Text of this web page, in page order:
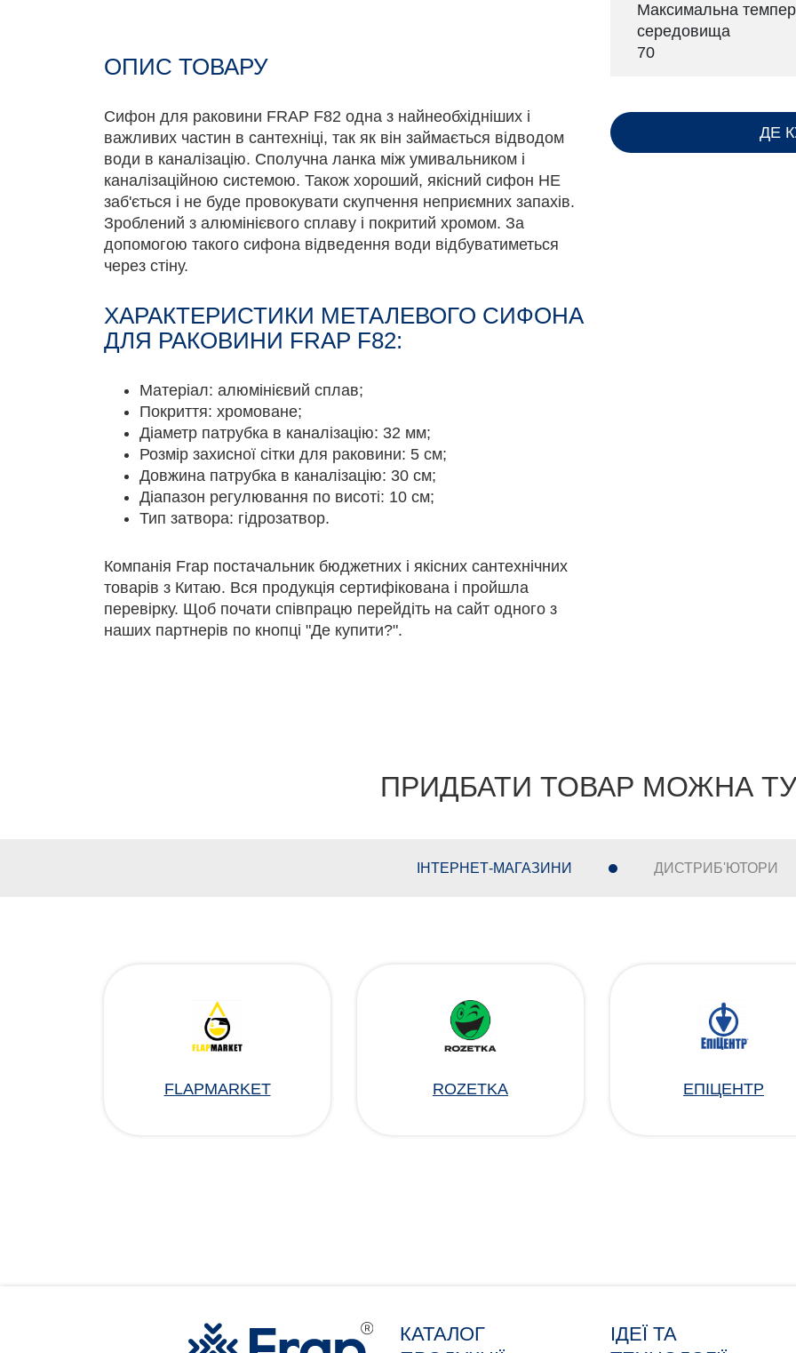
ОПИС ТОВАРУ
Сифон для раковини FRAP F82 одна з найнеобхідніших і
важливих частин в сантехніці, так як він займається відводом
води в каналізацію. Сполучна ланка між умивальником і
каналізаційною системою. Також хороший, якісний сифон НЕ
заб'ється і не буде провокувати скупчення неприємних запахів.
Зроблений з алюмінієвого сплаву і покритий хромом. За
допомогою такого сифона відведення води відбуватиметься
через стіну.
ХАРАКТЕРИСТИКИ МЕТАЛЕВОГО СИФОНА
ДЛЯ РАКОВИНИ FRAP F82:
Матеріал: алюмінієвий сплав;
Покриття: хромоване;
Діаметр патрубка в каналізацію: 32 мм;
Розмір захисної сітки для раковини: 5 см;
Довжина патрубка в каналізацію: 30 см;
Діапазон регулювання по висоті: 10 см;
Тип затвора: гідрозатвор.
Компанія Frap постачальник бюджетних і якісних сантехнічних
товарів з Китаю. Вся продукція сертифікована і пройшла
перевірку. Щоб почати співпрацю перейдіть на сайт одного з
наших партнерів по кнопці "Де купити?".
Максимальна
середовища
70
ДЕ
ПРИДБАТИ ТОВАР МОЖНА
ІНТЕРНЕТ-МАГАЗИНИ ДИСТРИБ'ЮТОРИ
FLAPMARKET ROZETKA ЕПІЦЕНТР
КАТАЛОГ
ІДЕЇ ТА